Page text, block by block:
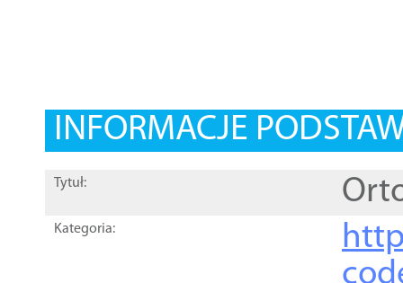
INFORMACJE
Tytuł:
Kategoria: